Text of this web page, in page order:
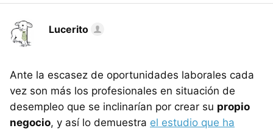
Lucerito
Ante la escasez de oportunidades laborales cada
vez son más los profesionales en situación de
desempleo que se inclinarían por crear su propio
negocio, y así lo demuestra el estudio que ha